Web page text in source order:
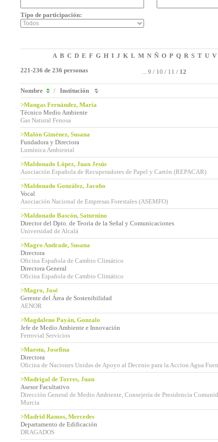
Tipo de participación:
A B C D E F G H I J K L M N Ñ O P Q R S T U V
221-236 de 236 personas
... 9 / 10 / 11 / 12
Nombre / Institución
>Mangas Fernández, María
Técnico Medio Ambiente
Gas Natural Fenosa
>Malón Giménez, Susana
Fundadora y Directora
Lumínica Ambiental
>Maldonado López, Juan Jesús
Asociación Española de Recuperadores de Papel y Cartón (REPACAR)
>Maldonado González, Jacobo
Vocal
Asociación Nacional de Empresas Forestales (ASEMFO)
>Maldonado Bascón, Saturnino
Director del Dpto. de Teoría de la Señal y Comunicaciones
Universidad de Alcalá
>Magro Andrade, Susana
Directora
Oficina Española de Cambio Climático
Directora General
Oficina Española de Cambio Climático
>Magro, José
Gerente del Área de Sostenibilidad
AENOR
>Magdaleno Payán, Gonzalo
Jefe de Medio Ambiente e Innovación
Ferrovial Servicios
>Maestu, Josefina
Directora
Oficina de Naciones Unidas de Apoyo al Decenio para la Accion Agua
>Madrigal de Torres, Juan
Asesor Facultativo
Dirección General de Medio Ambiente, Consejería de Presidencia
Murcia
>Madrid Ramos, Mercedes
Departamento de Edificación
DRAGADOS